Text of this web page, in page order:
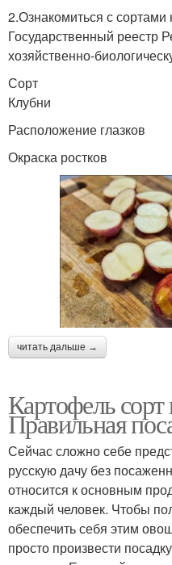
2.Ознакомиться с
Государственный реестр
хозяйственно-
Сорт
Клубни
Расположение глазков
Окраска ростков
читать дальше →
Картофель сорт
Правильная
Сейчас сложно себе
русскую дачу без
относится к основным
каждый человек. Чтобы
обеспечить себя этим
просто произвести